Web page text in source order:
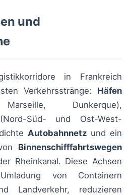
und
in Frankreich
Verkehrsstränge: Häfen
Dunkerque),
Süd- und Ost-West-
Autobahnnetz und ein
Binnenschifffahrtswegen
Rheinkanal. Diese Achsen
von Containern
Landverkehr, reduzieren